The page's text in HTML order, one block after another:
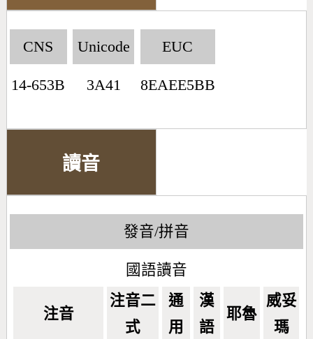
CNS
14-653B
Unicode
3A41
EUC
8EAEE5BB
讀音
發音/拼音
國語讀音
注音
注音二
式
通
用
漢
語
耶魯
威妥
瑪